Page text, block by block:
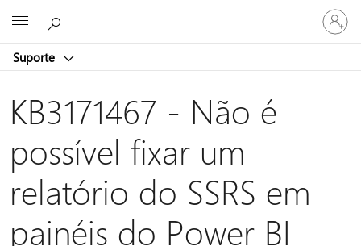
Suporte
Entre
em
sua
KB3171467 - Não é
possível fixar um
relatório do SSRS em
painéis do Power BI